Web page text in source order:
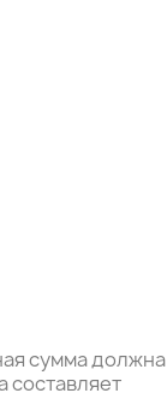
сумма должна
составляет